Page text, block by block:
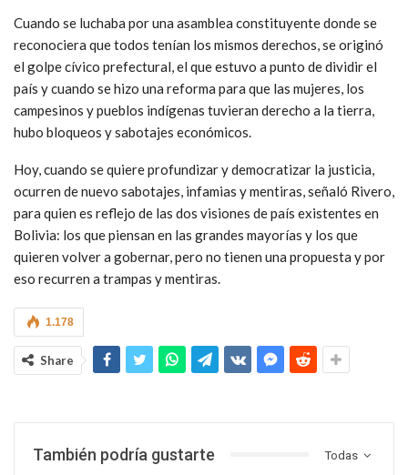
Cuando se luchaba por una asamblea constituyente donde se
reconociera que todos tenían los mismos derechos, se originó
el golpe cívico prefectural, el que estuvo a punto de dividir el
país y cuando se hizo una reforma para que las mujeres, los
campesinos y pueblos indígenas tuvieran derecho a la tierra,
hubo bloqueos y sabotajes económicos.
Hoy, cuando se quiere profundizar y democratizar la justicia,
ocurren de nuevo sabotajes, infamias y mentiras, señaló Rivero,
para quien es reflejo de las dos visiones de país existentes en
Bolivia: los que piensan en las grandes mayorías y los que
quieren volver a gobernar, pero no tienen una propuesta y por
eso recurren a trampas y mentiras.
1.178
Share
Todas
También podría gustarte